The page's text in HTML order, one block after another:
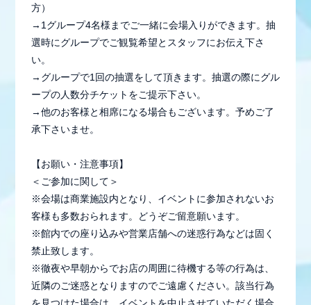
方）
→1グループ4名様までご一緒に会場入りができます。抽
選時にグループでご観覧希望とスタッフにお伝え下さ
い。
→グループで1回の抽選をして頂きます。抽選の際にグル
ープの人数分チケットをご提示下さい。
→他のお客様と相席になる場合もございます。予めご了
承下さいませ。
【お願い・注意事項】
＜ご参加に関して＞
※会場は商業施設内となり、イベントに参加されないお
客様も多数おられます。どうぞご留意願います。
※館内での座り込みや営業店舗への迷惑行為などは固く
禁止致します。
※徹夜や早朝からでお店の周囲に待機する等の行為は、
近隣のご迷惑となりますのでご遠慮ください。該当行為
を見つけた場合は、イベントを中止させていただく場合